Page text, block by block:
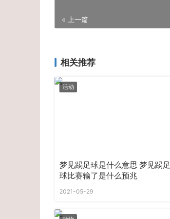
« 上一篇
相关推荐
活动
梦见踢足球是什么意思 梦见踢足
球比赛输了是什么预兆
2021-05-29